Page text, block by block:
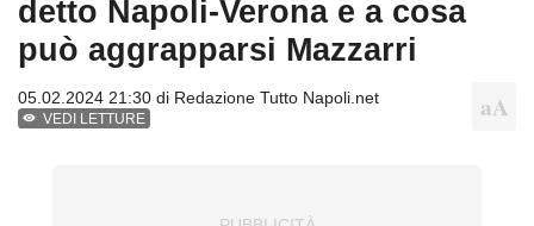
detto Napoli-Verona e a cosa
può aggrapparsi Mazzarri
05.02.2024 21:30 di Redazione Tutto Napoli.net
VEDI LETTURE